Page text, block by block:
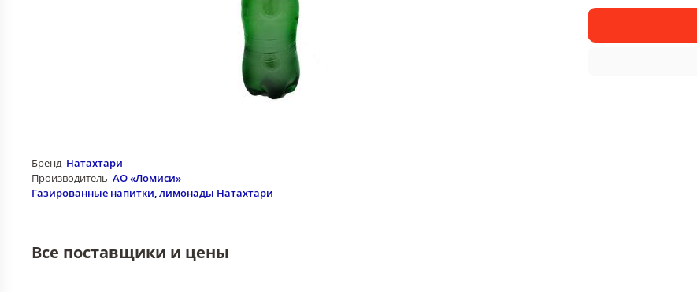
Бренд Натахтари
Производитель АО «Ломиси»
Газированные напитки, лимонады Натахтари
Все поставщики и цены